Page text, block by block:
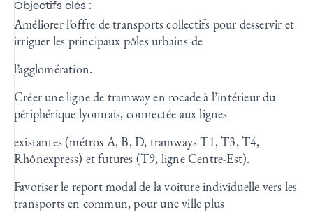
Objectifs clés :
Améliorer l’offre de transports collectifs pour desservir et
irriguer les principaux pôles urbains de
l’agglomération.
Créer une ligne de tramway en rocade à l’intérieur du
périphérique lyonnais, connectée aux lignes
existantes (métros A, B, D, tramways T1, T3, T4,
Rhônexpress) et futures (T9, ligne Centre-Est).
Favoriser le report modal de la voiture individuelle vers les
transports en commun, pour une ville plus